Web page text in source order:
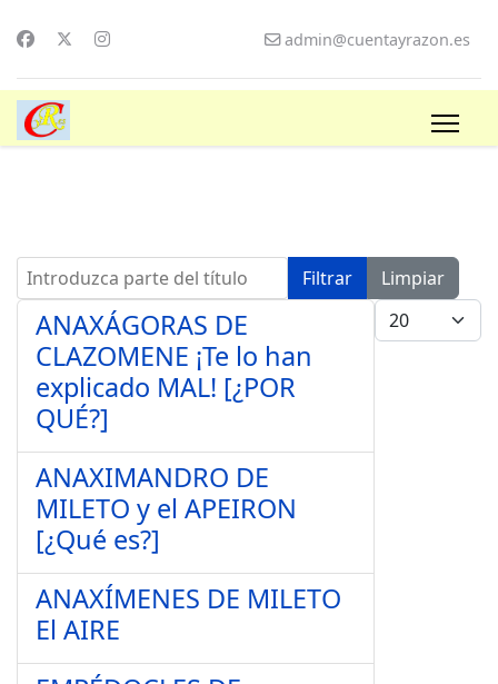
admin@cuentayrazon.es
Introduzca parte del título Filtrar
Limpiar
Cantidad a
ANAXÁGORAS DE
CLAZOMENE ¡Te lo han
explicado MAL! [¿POR
QUÉ?]
ANAXIMANDRO DE
MILETO y el APEIRON
[¿Qué es?]
ANAXÍMENES DE MILETO
El AIRE